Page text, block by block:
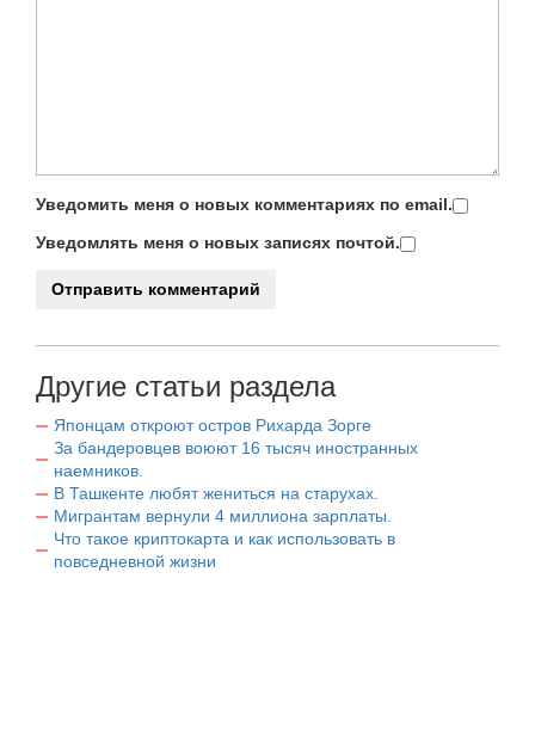
Уведомить меня о новых комментариях по email.
Уведомлять меня о новых записях почтой.
Другие статьи раздела
Японцам откроют остров Рихарда Зорге
За бандеровцев воюют 16 тысяч иностранных
наемников.
В Ташкенте любят жениться на старухах.
Мигрантам вернули 4 миллиона зарплаты.
Что такое криптокарта и как использовать в
повседневной жизни